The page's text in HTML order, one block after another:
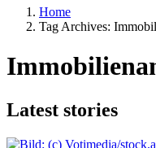
Home
Tag Archives:
Latest stories